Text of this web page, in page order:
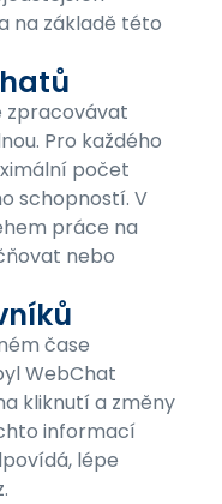
na základě této
zpracovávat
Pro každého
počet
schopností. V
práce na
nebo
čase
WebChat
kliknutí a změny
informací
lépe